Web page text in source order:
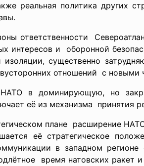
реальная политика других
ответственности
интересов и оборонной
изоляции, существенно
отношений с новыми
в доминирующую, но
её из механизма принятия
плане расширение
её стратегическое
в западном
время натовских ракет